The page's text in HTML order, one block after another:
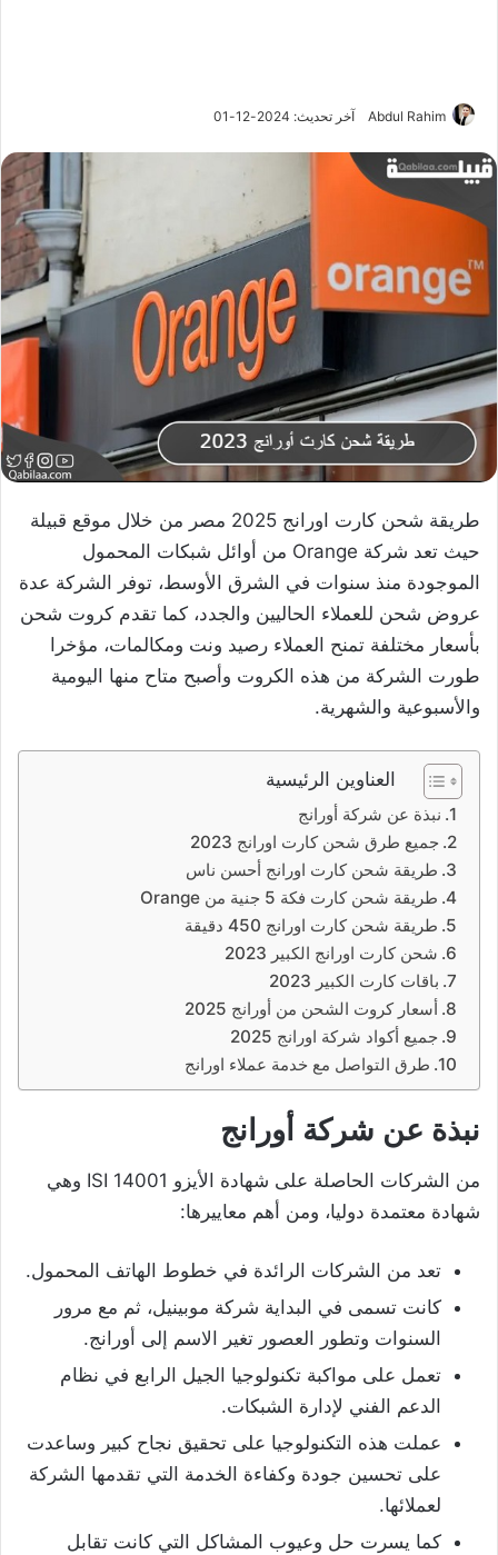
Abdul Rahim آخر تحديث: 2024-12-01
طريقة شحن كارت اورانج 2025 مصر من خلال موقع قبيلة
حيث تعد شركة Orange من أوائل شبكات المحمول
الموجودة منذ سنوات في الشرق الأوسط، توفر الشركة عدة
عروض شحن للعملاء الحاليين والجدد، كما تقدم كروت شحن
بأسعار مختلفة تمنح العملاء رصيد ونت ومكالمات، مؤخرا
طورت الشركة من هذه الكروت وأصبح متاح منها اليومية
والأسبوعية والشهرية.
العناوين الرئيسية
نبذة عن شركة أورانج
جميع طرق شحن كارت اورانج 2023
طريقة شحن كارت اورانج أحسن ناس
طريقة شحن كارت فكة 5 جنية من Orange
طريقة شحن كارت اورانج 450 دقيقة
شحن كارت اورانج الكبير 2023
باقات كارت الكبير 2023
أسعار كروت الشحن من أورانج 2025
جميع أكواد شركة اورانج 2025
طرق التواصل مع خدمة عملاء اورانج
نبذة عن شركة أورانج
من الشركات الحاصلة على شهادة الأيزو ISI 14001 وهي
شهادة معتمدة دوليا، ومن أهم معاييرها:
تعد من الشركات الرائدة في خطوط الهاتف المحمول.
كانت تسمى في البداية شركة موبينيل، ثم مع مرور
السنوات وتطور العصور تغير الاسم إلى أورانج.
تعمل على مواكبة تكنولوجيا الجيل الرابع في نظام
الدعم الفني لإدارة الشبكات.
عملت هذه التكنولوجيا على تحقيق نجاح كبير وساعدت
على تحسين جودة وكفاءة الخدمة التي تقدمها الشركة
لعملائها.
كما يسرت حل وعيوب المشاكل التي كانت تقابل